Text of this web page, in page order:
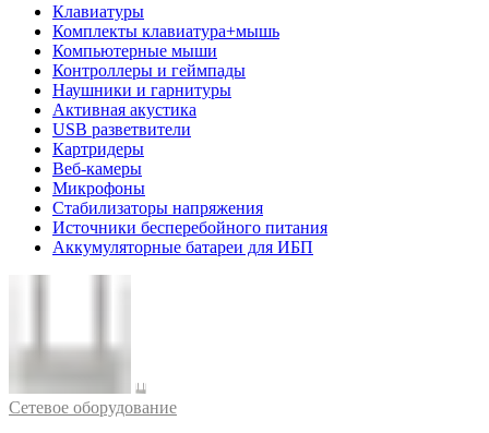
Клавиатуры
Комплекты клавиатура+мышь
Компьютерные мыши
Контроллеры и геймпады
Наушники и гарнитуры
Активная акустика
USB разветвители
Картридеры
Веб-камеры
Микрофоны
Стабилизаторы напряжения
Источники бесперебойного питания
Аккумуляторные батареи для ИБП
Cетевое оборудование